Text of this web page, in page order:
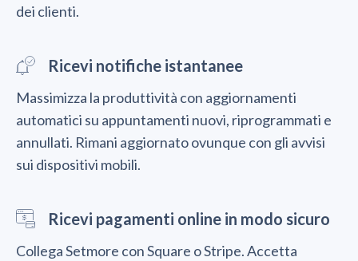
dei clienti.
Ricevi notifiche istantanee
Massimizza la produttività con aggiornamenti
automatici su appuntamenti nuovi, riprogrammati e
annullati. Rimani aggiornato ovunque con gli avvisi
sui dispositivi mobili.
Ricevi pagamenti online in modo sicuro
Collega Setmore con Square o Stripe. Accetta